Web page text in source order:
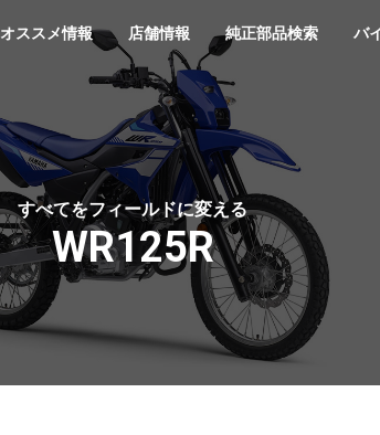
オススメ情報 店舗情報 純正部品検索 バ
すべてをフィールドに変える
WR125R